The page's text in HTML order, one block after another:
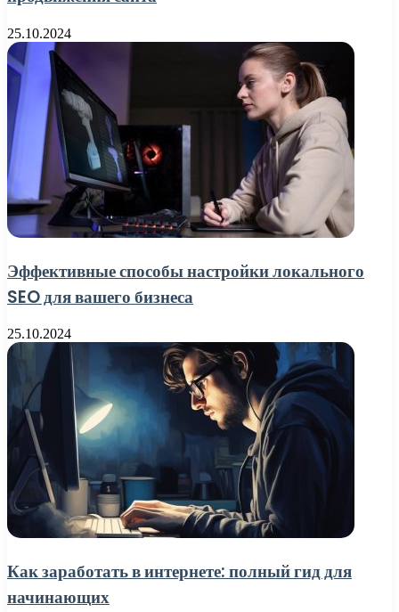
25.10.2024
Эффективные способы настройки локального
SEO для вашего бизнеса
25.10.2024
Как заработать в интернете: полный гид для
начинающих